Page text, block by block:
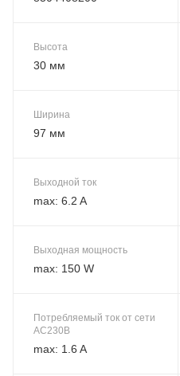
Высота
30 мм
Ширина
97 мм
Выходной ток
max: 6.2 A
Выходная мощность
max: 150 W
Потребляемый ток от сети
AC230В
max: 1.6 A